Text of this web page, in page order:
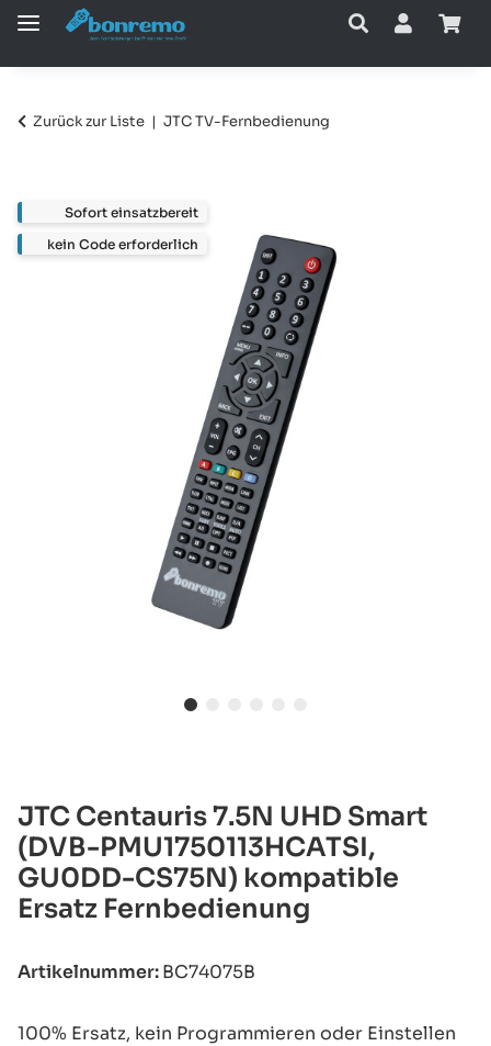
Zurück zur Liste JTC TV-Fernbedienung
JTC Centauris 7.5N UHD Smart
(DVB-PMU1750113HCATSI,
GU0DD-CS75N) kompatible
Ersatz Fernbedienung
Artikelnummer:BC74075B
100% Ersatz, kein Programmieren oder Einstellen